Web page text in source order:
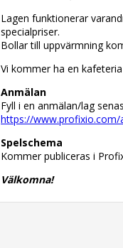
Lagen funktionerar
specialpriser.
Bollar till uppvärmning
Vi kommer ha en
Anmälan
Fyll i en anmälan/lag
https://www.profixio.com/
Spelschema
Kommer publiceras i
Välkomna!